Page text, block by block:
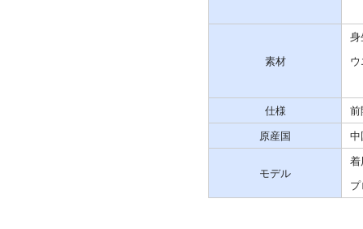
素材
身
仕様 前
原産国 中
モデル
着